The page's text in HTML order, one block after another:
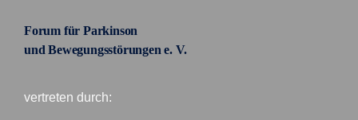
Forum für Parkinson
und Bewegungsstörungen e. V.
vertreten durch: